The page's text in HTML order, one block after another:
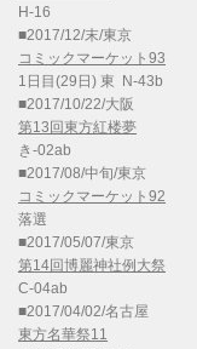
H-16
■2017/12/末/東京
コミックマーケット93
1日目(29日) 東 N-43b
■2017/10/22/大阪
第13回東方紅楼夢
き-02ab
■2017/08/中旬/東京
コミックマーケット92
落選
■2017/05/07/東京
第14回博麗神社例大祭
C-04ab
■2017/04/02/名古屋
東方名華祭11